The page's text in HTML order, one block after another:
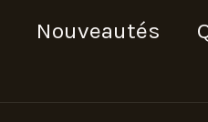
Nouveautés